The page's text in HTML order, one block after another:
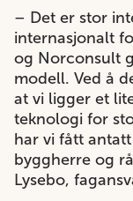
– Det er stor
internasjonalt
og Norconsult
modell. Ved å
at vi ligger et
teknologi for
har vi fått
byggherre og
Lysebo,